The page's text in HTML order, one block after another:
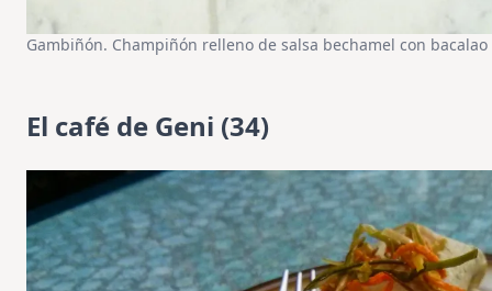
Gambiñón. Champiñón relleno de salsa bechamel con
El café de Geni (34)